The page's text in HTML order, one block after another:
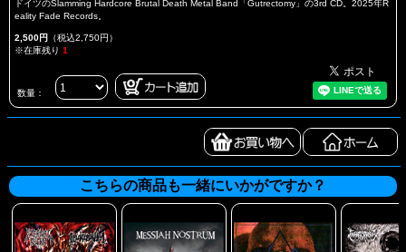
ドイツのSlamming Hardcore Brutal Death Metal Band「Gutrectomy」の3rd CD。2025年R
eality Fade Records。
2,500円 （税込2,750円）
※在庫残り 1
数量：
こちらの商品も一緒にいかがですか？